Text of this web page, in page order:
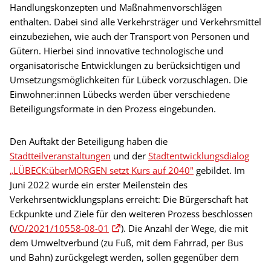
Handlungskonzepten und Maßnahmenvorschlägen
enthalten. Dabei sind alle Verkehrsträger und Verkehrsmittel
einzubeziehen, wie auch der Transport von Personen und
Gütern. Hierbei sind innovative technologische und
organisatorische Entwicklungen zu berücksichtigen und
Umsetzungsmöglichkeiten für Lübeck vorzuschlagen. Die
Einwohner:innen Lübecks werden über verschiedene
Beteiligungsformate in den Prozess eingebunden.
Den Auftakt der Beteiligung haben die
Stadtteilveranstaltungen und der Stadtentwicklungsdialog
„LÜBECK:überMORGEN setzt Kurs auf 2040" gebildet. Im
Juni 2022 wurde ein erster Meilenstein des
Verkehrsentwicklungsplans erreicht: Die Bürgerschaft hat
Eckpunkte und Ziele für den weiteren Prozess beschlossen
(VO/2021/10558-08-01
). Die Anzahl der Wege, die mit
dem Umweltverbund (zu Fuß, mit dem Fahrrad, per Bus
und Bahn) zurückgelegt werden, sollen gegenüber dem